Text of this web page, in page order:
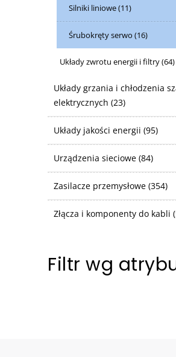
Silniki liniowe(11)
Śrubokręty serwo (16)
Układy zwrotu energii i filtry(64)
Układy grzania i chłodzenia
elektrycznych (23)
Układy jakości energii (95)
Urządzenia sieciowe (84)
Zasilacze przemysłowe (354)
Złącza i komponenty do kabli
Filtr wg